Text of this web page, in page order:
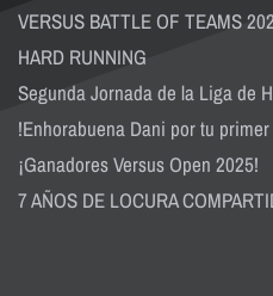
VERSUS BATTLE OF TEAMS
HARD RUNNING
Segunda Jornada de la Liga de
!Enhorabuena Dani por tu
¡Ganadores Versus Open 2025!
7 AÑOS DE LOCURA